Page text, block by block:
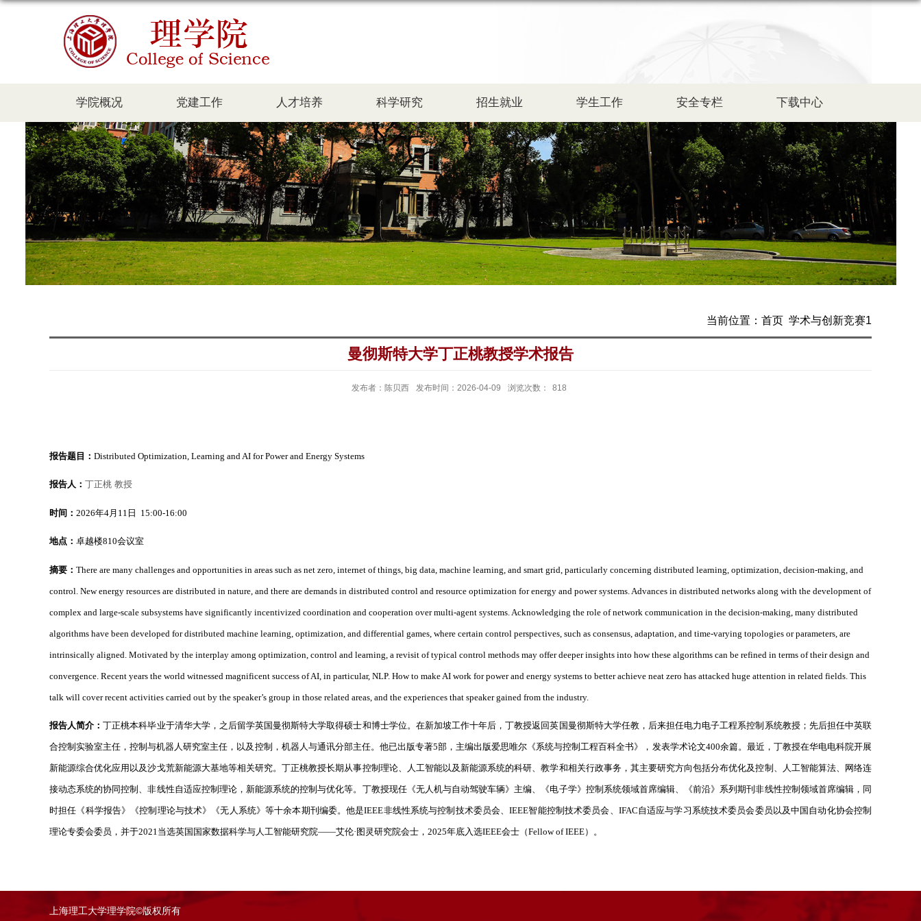
学院概况 党建工作 人才培养 科学研究 招生就业 学生工作 安全专栏 下载中心
当前位置： 首页 学术与创新竞赛1
曼彻斯特大学丁正桃教授学术报告
发布者：陈贝西 发布时间：2026-04-09 浏览次数： 818
报告题目： Distributed Optimization, Learning and AI for Power and Energy Systems
报告人： 丁正桃 教授
时间： 2026年4 月 11 日 15:00-16:00
地点： 卓越楼810会议室
摘要： There are many challenges and opportunities in areas such as net zero, internet of things, big data, machine learning, and smart grid, particularly concerning distributed learning, optimization, decision-making, and
control. New energy resources are distributed in nature, and there are demands in distributed control and resource optimization for energy and power systems. Advances in distributed networks along with the development of
complex and large-scale subsystems have significantly incentivized coordination and cooperation over multi-agent systems. Acknowledging the role of network communication in the decision-making, many distributed
algorithms have been developed for distributed machine learning, optimization, and differential games, where certain control perspectives, such as consensus, adaptation, and time-varying topologies or parameters, are
intrinsically aligned. Motivated by the interplay among optimization, control and learning, a revisit of typical control methods may offer deeper insights into how these algorithms can be refined in terms of their design and
convergence. Recent years the world witnessed magnificent success of AI, in particular, NLP. How to make AI work for power and energy systems to better achieve neat zero has attacked huge attention in related fields. This
talk will cover recent activities carried out by the speaker’s group in those related areas, and the experiences that speaker gained from the industry.
报告人简介：丁正桃本科毕业于清华大学，之后留学英国曼彻斯特大学取得硕士和博士学位。在新加坡工作十年后，丁教授返回英国曼彻斯特大学任教，后来担任电力电子工程系控制系统教授；先后担任中英联
合控制实验室主任，控制与机器人研究室主任，以及控制，机器人与通讯分部主任。他已出版专著5部，主编出版爱思唯尔《系统与控制工程百科全书》，发表学术论文400余篇。最近，丁教授在华电电科院开展
新能源综合优化应用以及沙戈荒新能源大基地等相关研究。丁正桃教授长期从事控制理论、人工智能以及新能源系统的科研、教学和相关行政事务，其主要研究方向包括分布优化及控制、人工智能算法、网络连
接动态系统的协同控制、非线性自适应控制理论，新能源系统的控制与优化等。丁教授现任《无人机与自动驾驶车辆》主编、《电子学》控制系统领域首席编辑、《前沿》系列期刊非线性控制领域首席编辑，同
时担任《科学报告》《控制理论与技术》《无人系统》等十余本期刊编委。他是IEEE非线性系统与控制技术委员会、IEEE智能控制技术委员会、 IFAC自适应与学习系统技术委员会委员以及中国自动化协会控制
理论专委会委员，并于2021当选英国国家数据科学与人工智能研究院——艾伦· 图灵研究院会士， 2025年底入选IEEE会士（Fellow of IEEE）。
上海理工大学理学院©版权所有